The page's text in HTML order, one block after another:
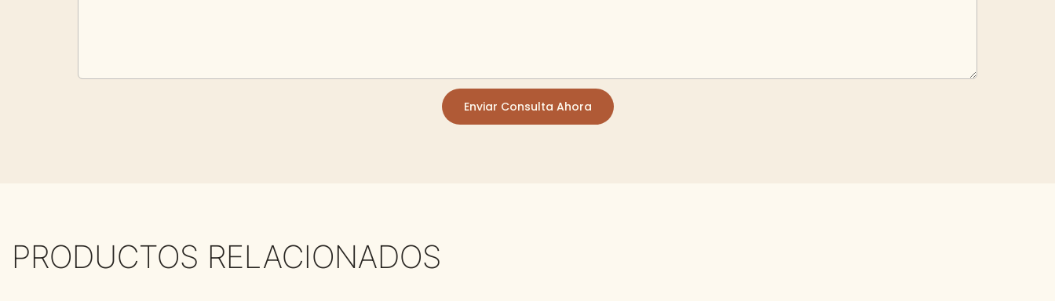
Enviar Consulta Ahora
PRODUCTOS RELACIONADOS